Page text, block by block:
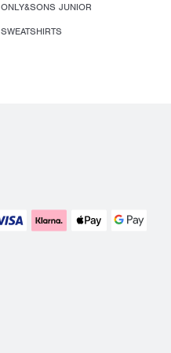
ONLY&SONS JUNIOR
SWEATSHIRTS